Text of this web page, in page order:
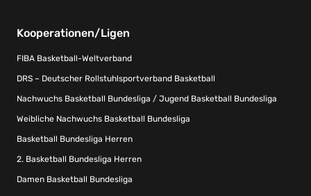
Kooperationen/Ligen
FIBA Basketball-Weltverband
DRS – Deutscher Rollstuhlsportverband Basketball
Nachwuchs Basketball Bundesliga / Jugend Basketball Bundesliga
Weibliche Nachwuchs Basketball Bundesliga
Basketball Bundesliga Herren
2. Basketball Bundesliga Herren
Damen Basketball Bundesliga